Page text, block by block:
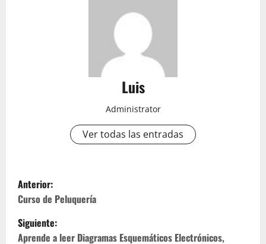
Luis
Administrator
Ver todas las entradas
N
a
v
Anterior:
Curso de Peluquería
Siguiente:
Aprende a leer Diagramas Esquemáticos Electrónicos,